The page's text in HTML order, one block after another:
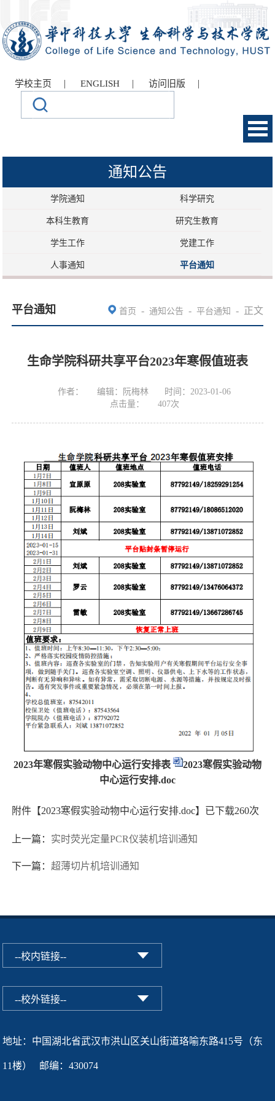
学校主页 | ENGLISH | 访问旧版 |
通知公告
学院通知 科学研究
本科生教育 研究生教育
学生工作 党建工作
人事通知 平台通知
平台通知 首页 - 通知公告 - 平台通知 - 正文
生命学院科研共享平台2023年寒假值班表
作者： 编辑：阮梅林
时间：2023-01-06
点击量：
407次
2023年寒假实验动物中心运行安排表
2023寒假实验动物
中心运行安排.doc
附件【2023寒假实验动物中心运行安排.doc】已下载260次
上一篇： 实时荧光定量PCR仪装机培训通知
下一篇：超薄切片机培训通知
地址：中国湖北省武汉市洪山区关山街道珞喻东路415号（东
11楼） 邮编：430074